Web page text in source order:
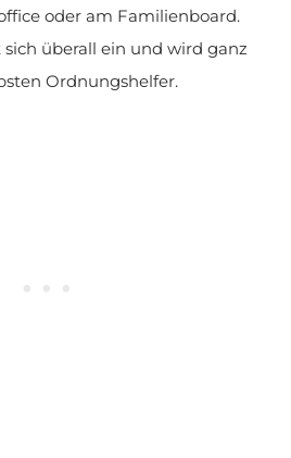
oder am Familienboard.
überall ein und wird ganz
Ordnungshelfer.